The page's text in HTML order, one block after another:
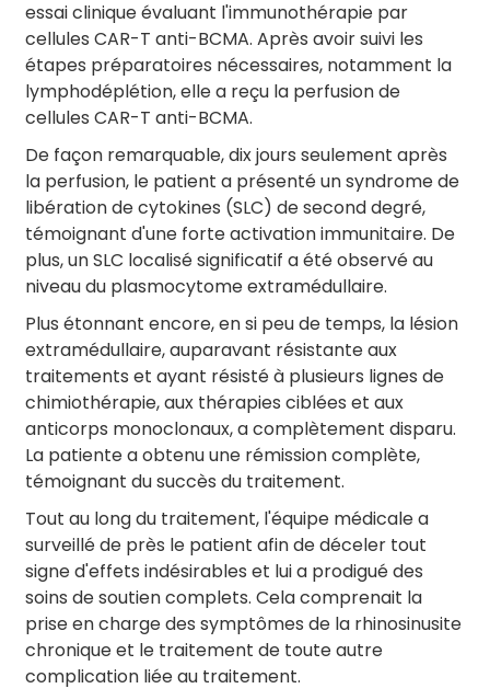
essai clinique évaluant l'immunothérapie par
cellules CAR-T anti-BCMA. Après avoir suivi les
étapes préparatoires nécessaires, notamment la
lymphodéplétion, elle a reçu la perfusion de
cellules CAR-T anti-BCMA.
De façon remarquable, dix jours seulement après
la perfusion, le patient a présenté un syndrome de
libération de cytokines (SLC) de second degré,
témoignant d'une forte activation immunitaire. De
plus, un SLC localisé significatif a été observé au
niveau du plasmocytome extramédullaire.
Plus étonnant encore, en si peu de temps, la lésion
extramédullaire, auparavant résistante aux
traitements et ayant résisté à plusieurs lignes de
chimiothérapie, aux thérapies ciblées et aux
anticorps monoclonaux, a complètement disparu.
La patiente a obtenu une rémission complète,
témoignant du succès du traitement.
Tout au long du traitement, l'équipe médicale a
surveillé de près le patient afin de déceler tout
signe d'effets indésirables et lui a prodigué des
soins de soutien complets. Cela comprenait la
prise en charge des symptômes de la rhinosinusite
chronique et le traitement de toute autre
complication liée au traitement.